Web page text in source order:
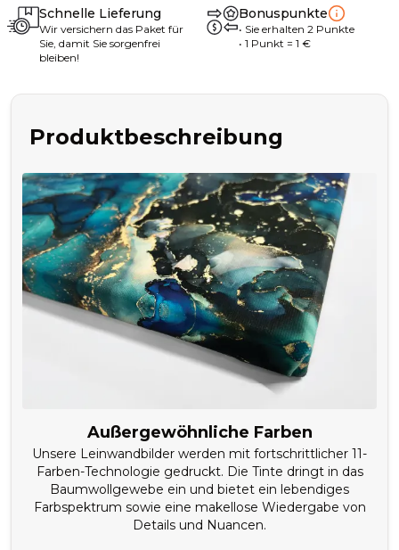
Schnelle Lieferung
Wir versichern das Paket für
Sie, damit Sie sorgenfrei
bleiben!
Bonuspunkte
• Sie erhalten 2 Punkte
• 1 Punkt = 1 €
Produktbeschreibung
Außergewöhnliche Farben
Unsere Leinwandbilder werden mit fortschrittlicher 11-
Farben-Technologie gedruckt. Die Tinte dringt in das
Baumwollgewebe ein und bietet ein lebendiges
Farbspektrum sowie eine makellose Wiedergabe von
Details und Nuancen.